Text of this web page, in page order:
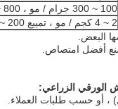
100 ~ 300 جرام / مو ، 800 ~ 1000 مرة تخفيف
2 ~ 4 كجم / مو ، تمييع 200 ~ 300 مرة